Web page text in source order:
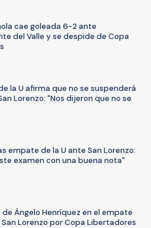
cae goleada 6-2 ante
del Valle y se despide de Copa
la U afirma que no se suspenderá
Lorenzo: "Nos dijeron que no se
empate de la U ante San Lorenzo:
examen con una buena nota"
de Ángelo Henríquez en el empate
Lorenzo por Copa Libertadores